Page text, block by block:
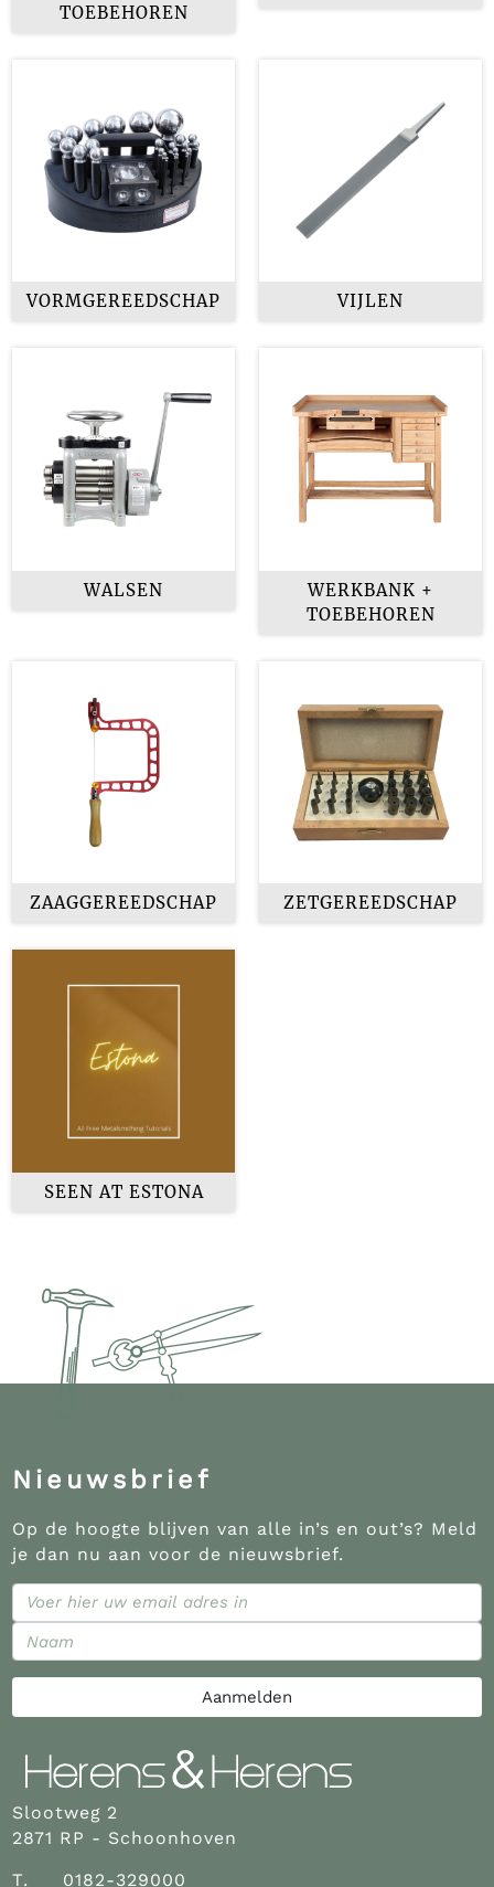
TOEBEHOREN
VORMGEREEDSCHAP VIJLEN
WALSEN
WERKBANK +
TOEBEHOREN
ZAAGGEREEDSCHAP ZETGEREEDSCHAP
SEEN AT ESTONA
Nieuwsbrief
Op de hoogte blijven van alle in’s en out’s? Meld
je dan nu aan voor de nieuwsbrief.
Aanmelden
Slootweg 2
2871 RP - Schoonhoven
T.
0182-329000